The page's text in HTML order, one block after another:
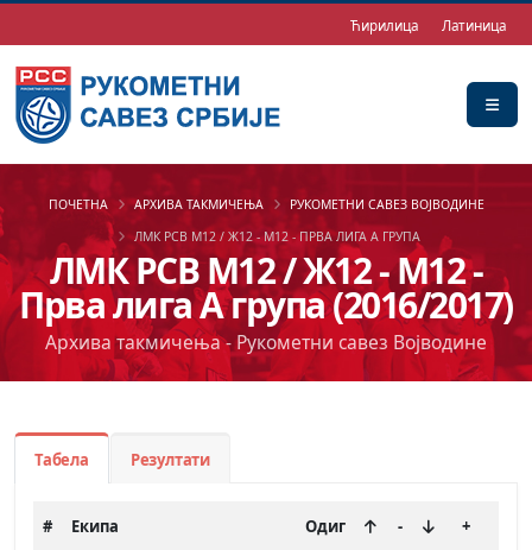
Ћирилица Латиница
ЛМК РСВ М12 / Ж12 - М12 -
Прва лига А група (2016/2017)
Архива такмичења - Рукометни савез Војводине
ПОЧЕТНА АРХИВА ТАКМИЧЕЊА
РУКОМЕТНИ САВЕЗ ВОЈВОДИНЕ
ЛМК РСВ М12 / Ж12 - М12 - ПРВА ЛИГА А ГРУПА
Табела Резултати
# Екипа Одиг - +